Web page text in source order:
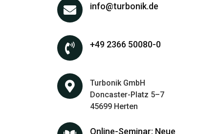
info@turbonik.de
+49 2366 50080-0
Turbonik GmbH
Doncaster-Platz 5–7
45699 Herten
Online-Seminar: Neue